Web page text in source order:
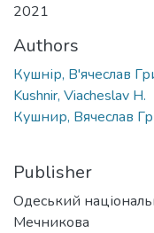
2021
Authors
Кушнір, В'ячеслав
Kushnir, Viacheslav H.
Кушнир, Вячеслав
Publisher
Одеський
Мечникова